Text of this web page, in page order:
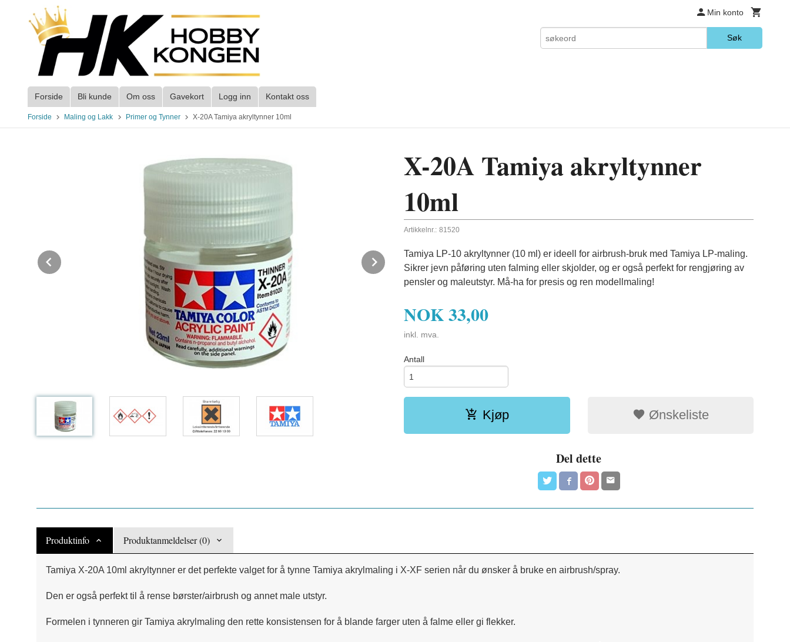
innholdet
Min konto
Søk
Forside Bli kunde Om oss Gavekort Logg inn Kontakt oss
Forside Maling og Lakk Primer og Tynner X-20A Tamiya akryltynner 10ml
Next
X-20A Tamiya akryltynner
10ml
Artikkelnr.: 81520
Tamiya LP-10 akryltynner (10 ml) er ideell for airbrush-bruk med Tamiya LP-maling.
Sikrer jevn påføring uten falming eller skjolder, og er også perfekt for rengjøring av
pensler og maleutstyr. Må-ha for presis og ren modellmaling!
NOK33,00
inkl. mva.
Antall
Kjøp Ønskeliste
Del dette
Produktinfo Produktanmeldelser (0)
Tamiya X-20A 10ml akryltynner er det perfekte valget for å tynne Tamiya akrylmaling i X-XF serien når du ønsker å bruke en airbrush/spray.
Den er også perfekt til å rense børster/airbrush og annet male utstyr.
Formelen i tynneren gir Tamiya akrylmaling den rette konsistensen for å blande farger uten å falme eller gi flekker.